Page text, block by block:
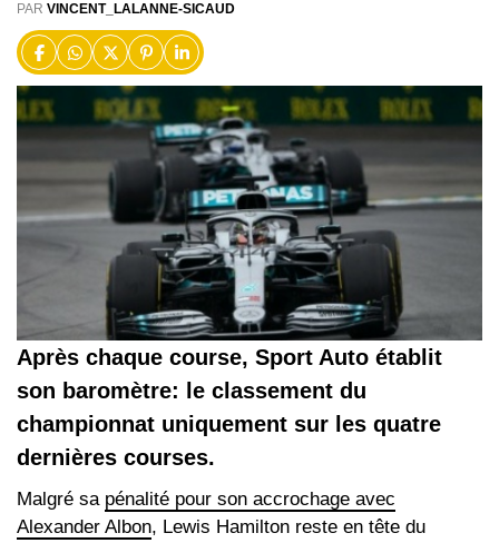
PAR VINCENT_LALANNE-SICAUD
Après chaque course, Sport Auto établit
son baromètre: le classement du
championnat uniquement sur les quatre
dernières courses.
Malgré sa pénalité pour son accrochage avec
Alexander Albon, Lewis Hamilton reste en tête du